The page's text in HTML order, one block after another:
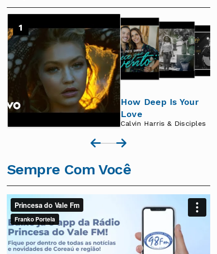
1
How Deep Is Your
Love
Calvin Harris & Disciples
3
4
Sempre Com Você